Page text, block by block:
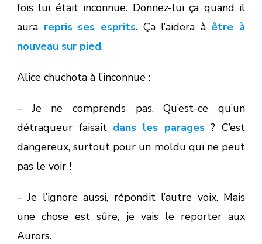
fois lui était inconnue. Donnez-lui ça quand il
aura repris ses esprits. Ça l’aidera à être à
nouveau sur pied.
Alice chuchota à l’inconnue :
– Je ne comprends pas. Qu’est-ce qu’un
détraqueur faisait dans les parages? C’est
dangereux, surtout pour un moldu qui ne peut
pas le voir !
– Je l’ignore aussi, répondit l’autre voix. Mais
une chose est sûre, je vais le reporter aux
Aurors.